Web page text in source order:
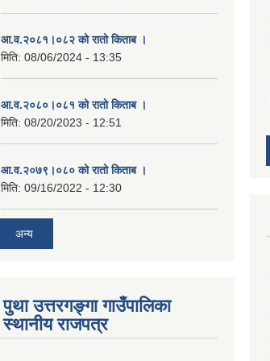
आ.व.२०८१।०८२ को रातो किताब ।
मिति: 08/06/2024 - 13:35
आ.व.२०८०।०८१ को रातो किताब ।
मिति: 08/20/2023 - 12:51
आ.व.२०७९।०८० को रातो किताब ।
मिति: 09/16/2022 - 12:30
अन्य
पुथा उत्तरगङ्गा गाउँपालिका
स्थानीय राजपत्र